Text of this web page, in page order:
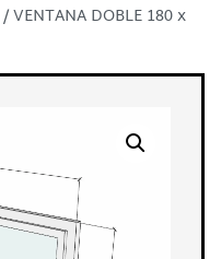
/ VENTANA DOBLE 180 x